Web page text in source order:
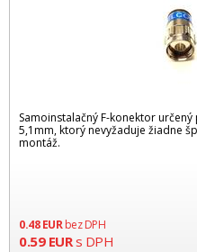
Samoinstalačný F-konektor
5,1mm, ktorý nevyžaduje žiadne
montáž.
0.48EUR bez DPH
0.59EURs DPH